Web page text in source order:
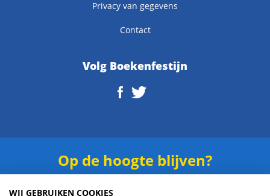
Privacy van gegevens
Contact
Volg Boekenfestijn
Op de hoogte blijven?
WIJ GEBRUIKEN COOKIES